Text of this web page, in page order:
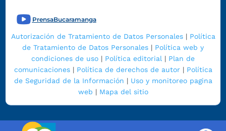
PrensaBucaramanga
Autorización de Tratamiento de Datos Personales| Política
de Tratamiento de Datos Personales | Política web y
condiciones de uso | Política editorial | Plan de
comunicaciones| Política de derechos de autor| Política
de Seguridad de la Información | Uso y monitoreo pagina
web | Mapa del sitio